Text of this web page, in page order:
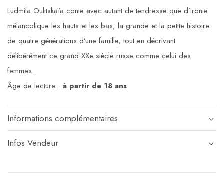
Ludmila Oulitskaïa conte avec autant de tendresse que d’ironie
mélancolique les hauts et les bas, la grande et la petite histoire
de quatre générations d’une famille, tout en décrivant
délibérément ce grand XXe siècle russe comme celui des
femmes.
Âge de lecture : à partir de 18 ans
Informations complémentaires
Infos Vendeur